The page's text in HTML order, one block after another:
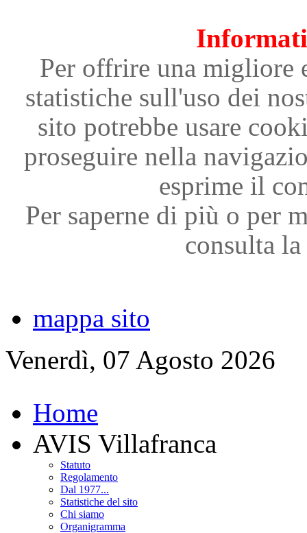
Per offrire una migliore
statistiche sull'uso dei
sito potrebbe usare
proseguire nella
esprime il
Per saperne di più o per
consulta
mappa sito
Venerdì, 07 Agosto 2026
Home
AVIS Villafranca
Statuto
Regolamento
Dal 1977...
Statistiche del sito
Chi siamo
Organigramma